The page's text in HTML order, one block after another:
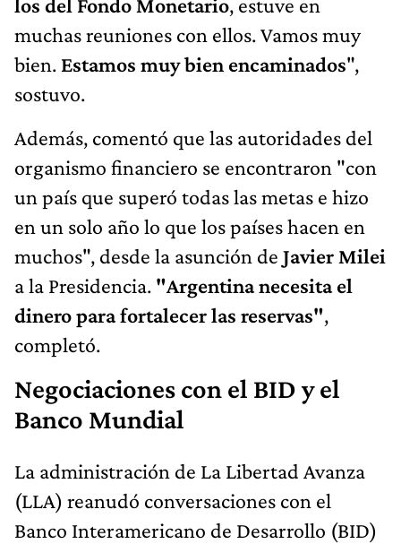
los del Fondo Monetario, estuve en
muchas reuniones con ellos. Vamos muy
bien. Estamos muy bien encaminados",
sostuvo.
Además, comentó que las autoridades del
organismo financiero se encontraron "con
un país que superó todas las metas e hizo
en un solo año lo que los países hacen en
muchos", desde la asunción de Javier Milei
a la Presidencia. "Argentina necesita el
dinero para fortalecer las reservas",
completó.
Negociaciones con el BID y el
Banco Mundial
La administración de La Libertad Avanza
(LLA) reanudó conversaciones con el
Banco Interamericano de Desarrollo (BID)